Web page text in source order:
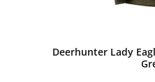
Deerhunter Lady